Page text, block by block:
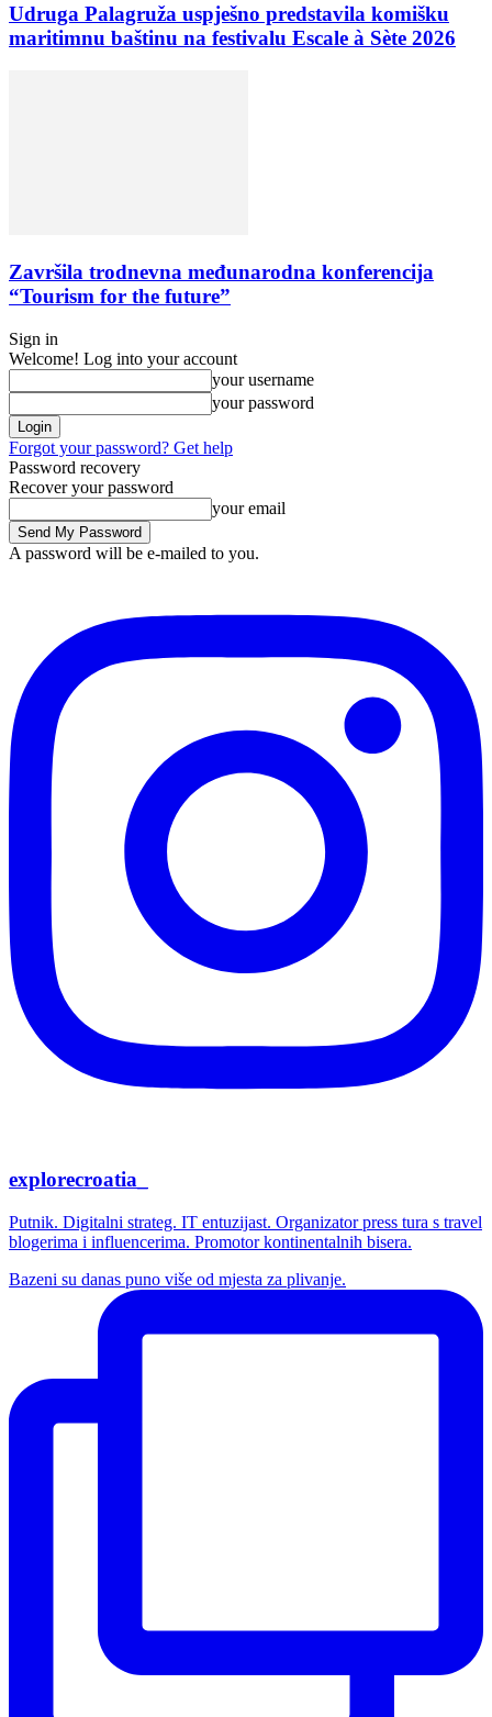
Udruga Palagruža uspješno predstavila komišku
maritimnu baštinu na festivalu Escale à Sète 2026
Završila trodnevna međunarodna konferencija
“Tourism for the future”
Sign in
Welcome! Log into your account
your username
your password
Forgot your password? Get help
Password recovery
Recover your password
your email
A password will be e-mailed to you.
explorecroatia_
Putnik. Digitalni strateg. IT entuzijast. Organizator press tura s travel
blogerima i influencerima. Promotor kontinentalnih bisera.
Bazeni su danas puno više od mjesta za plivanje.